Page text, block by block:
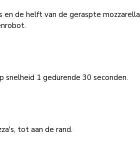
en de helft van de geraspte mozzarella
1 gedurende 30 seconden.
tot aan de rand.